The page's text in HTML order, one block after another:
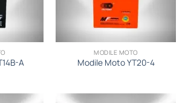
A
MODILE MOTO
Modile Moto YT20-4